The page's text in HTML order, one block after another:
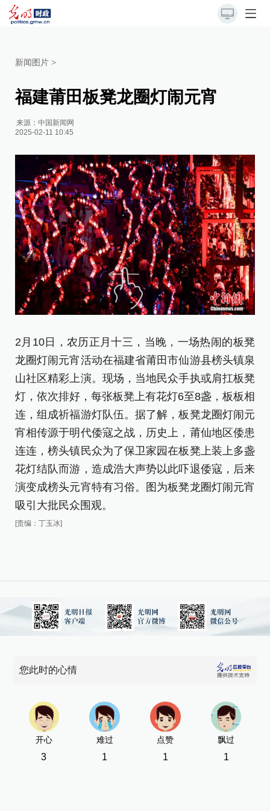
新闻图片 >
福建莆田板凳龙圈灯闹元宵
来源：中国新闻网
2025-02-11 10:45
2月10日，农历正月十三，当晚，一场热闹的板凳
龙圈灯闹元宵活动在福建省莆田市仙游县榜头镇泉
山社区精彩上演。现场，当地民众手执或肩扛板凳
灯，依次排好，每张板凳上有花灯6至8盏，板板相
连，组成祈福游灯队伍。据了解，板凳龙圈灯闹元
宵相传源于明代倭寇之战，历史上，莆仙地区倭患
连连，榜头镇民众为了保卫家园在板凳上装上多盏
花灯结队而游，造成浩大声势以此吓退倭寇，后来
演变成榜头元宵特有习俗。图为板凳龙圈灯闹元宵
吸引大批民众围观。
[责编：丁玉冰]
您此时的心情
开心
3
难过
1
点赞
1
飘过
1